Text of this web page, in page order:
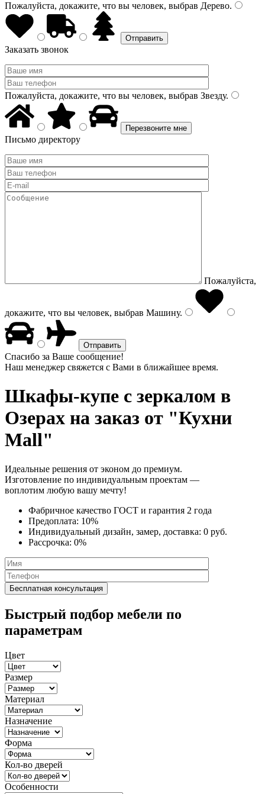
Пожалуйста, докажите, что вы человек, выбрав Дерево.
Заказать звонок
Пожалуйста, докажите, что вы человек, выбрав Звезду.
Письмо директору
Пожалуйста,
докажите, что вы человек, выбрав Машину.
Спасибо за Ваше сообщение!
Наш менеджер свяжется с Вами в ближайшее время.
Шкафы-купе с зеркалом в
Озерах на заказ от "Кухни
Mall"
Идеальные решения от эконом до премиум.
Изготовление по индивидуальным проектам —
воплотим любую вашу мечту!
Фабричное качество ГОСТ и гарантия 2 года
Предоплата: 10%
Индивидуальный дизайн, замер, доставка: 0 руб.
Рассрочка: 0%
Быстрый подбор мебели по
параметрам
Цвет
Размер
Материал
Назначение
Форма
Кол-во дверей
Особенности